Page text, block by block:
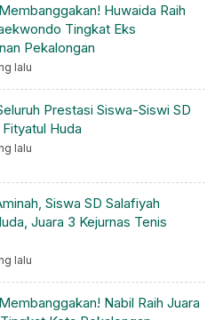
Huwaida Raih
Tingkat Eks
Pekalongan
lalu
Prestasi Siswa-Siswi SD
Huda
lalu
Siswa SD Salafiyah
Juara 3 Kejurnas Tenis
lalu
Nabil Raih Juara